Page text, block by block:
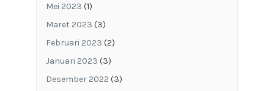
Mei 2023 (1)
Maret 2023 (3)
Februari 2023 (2)
Januari 2023 (3)
Desember 2022 (3)